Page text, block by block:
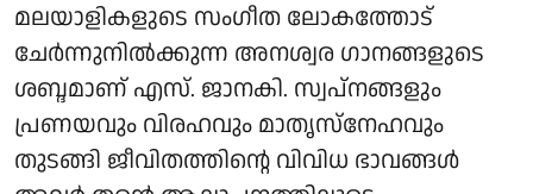
മലയാളികളുടെ സം​ഗീത ലോകത്തോട്
ചേർന്നുനിൽക്കുന്ന അനശ്വര ഗാനങ്ങളുടെ
ശബ്ദമാണ് എസ്. ജാനകി. സ്വപ്‌നങ്ങളും
പ്രണയവും വിരഹവും മാതൃസ്നേഹവും
തുടങ്ങി ജീവിതത്തിന്റെ വിവിധ ഭാവങ്ങൾ